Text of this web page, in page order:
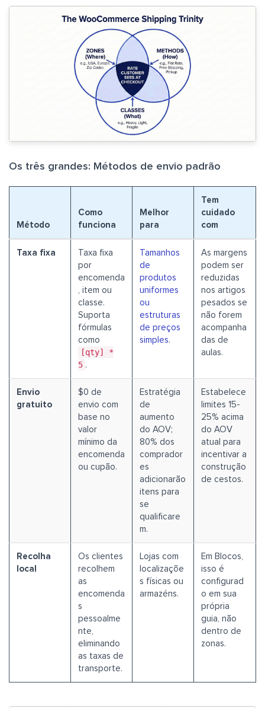
Os três grandes: Métodos de envio padrão
Método
Como
funciona
Melhor
para
Tem
cuidado
com
Taxa fixa
Taxa fixa
por
encomenda
, item ou
classe.
Suporta
fórmulas
como
[qty] *
5 .
Tamanhos
de
produtos
uniformes
ou
estruturas
de preços
simples.
As margens
podem ser
reduzidas
nos artigos
pesados se
não forem
acompanha
das de
aulas.
Envio
gratuito
$0 de
envio com
base no
valor
mínimo da
encomenda
ou cupão.
Estratégia
de
aumento
do AOV;
80% dos
comprador
es
adicionarão
itens para
se
qualificare
m.
Estabelece
limites 15-
25% acima
do AOV
atual para
incentivar a
construção
de cestos.
Recolha
local
Os clientes
recolhem
as
encomenda
s
pessoalme
nte,
eliminando
as taxas de
transporte.
Lojas com
localizaçõe
s físicas ou
armazéns.
Em Blocos,
isso é
configurad
o em sua
própria
guia, não
dentro de
zonas.